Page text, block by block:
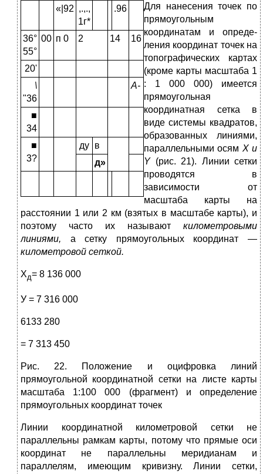
«|92 ,.,.,
1г*
.96
36°
55°
00 п 0 2 14 16
20'
\
"36
А-
■
34
■
3?
ду в
д»
Для нанесения точек по
прямо­угольным
координатам и опреде­
ления координат точек на
топо­графических картах
(кроме карты масштаба 1
: 1 000 000) имеется
прямоугольная
координатная сет­ка в
виде системы квадратов,
об­разованных линиями,
параллель­ными осям Xи
Y (рис. 21). Линии сетки
проводятся в
зависимости от
масштаба карты на
расстоянии 1 или 2 км (взятых в масштабе кар­ты), и
поэтому часто их называ­ют километровыми
линиями, а сет­ку прямоугольных координат —
километровой сеткой.
Хд= 8 136 000
У = 7 316 000
6133 280
= 7 313 450
Рис. 22. Положение и оцифровка линий
прямоугольной координатной сетки на листе карты
масштаба 1:100 000 (фраг­мент) и определение
прямоугольных координат точек
Линии координатной километ­ровой сетки не
параллельны рам­кам карты, потому что прямые оси
координат не параллельны мери­дианам и
параллелям, имеющим кривизну. Линии сетки,